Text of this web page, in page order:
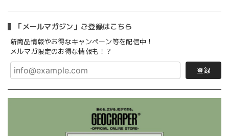
「メールマガジン」ご登録はこちら
新商品情報やお得なキャンペーン等を配信中！
メルマガ限定のお得な情報も！？
登録